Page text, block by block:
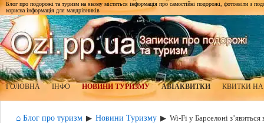
Блог про подорожі та туризм на якому міститься інформація про самостійні подорожі, фотозвіти з
корисна інформація для мандрівників
ГОЛОВНА ІНФО НОВИНИ ТУРИЗМУ АВІАКВИТКИ КВИТКИ
⌂ Блог про туризм ▶ Новини Туризму ▶ Wi-Fi у Барселоні з’явиться